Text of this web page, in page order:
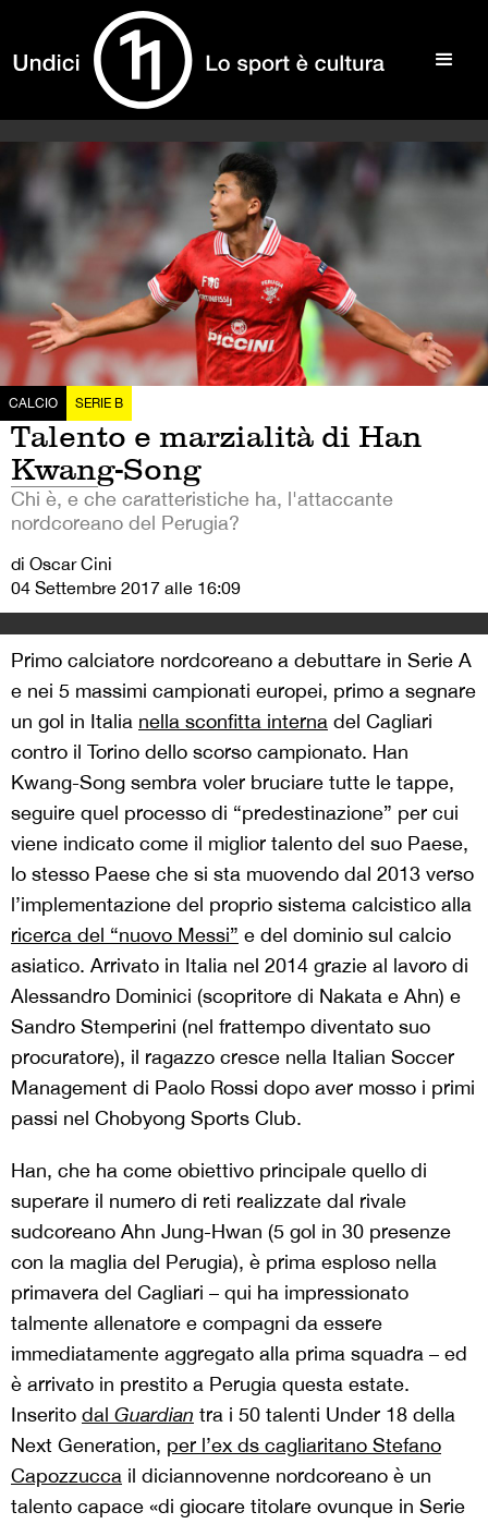
CALCIO SERIE B
Talento e marzialità di Han
Kwang-Song
Chi è, e che caratteristiche ha, l'attaccante
nordcoreano del Perugia?
di Oscar Cini
04 Settembre 2017 alle 16:09
Primo calciatore nordcoreano a debuttare in Serie A
e nei 5 massimi campionati europei, primo a segnare
un gol in Italia nella sconfitta interna del Cagliari
contro il Torino dello scorso campionato. Han
Kwang-Song sembra voler bruciare tutte le tappe,
seguire quel processo di “predestinazione” per cui
viene indicato come il miglior talento del suo Paese,
lo stesso Paese che si sta muovendo dal 2013 verso
l’implementazione del proprio sistema calcistico alla
ricerca del “nuovo Messi” e del dominio sul calcio
asiatico. Arrivato in Italia nel 2014 grazie al lavoro di
Alessandro Dominici (scopritore di Nakata e Ahn) e
Sandro Stemperini (nel frattempo diventato suo
procuratore), il ragazzo cresce nella Italian Soccer
Management di Paolo Rossi dopo aver mosso i primi
passi nel Chobyong Sports Club.
Han, che ha come obiettivo principale quello di
superare il numero di reti realizzate dal rivale
sudcoreano Ahn Jung-Hwan (5 gol in 30 presenze
con la maglia del Perugia), è prima esploso nella
primavera del Cagliari – qui ha impressionato
talmente allenatore e compagni da essere
immediatamente aggregato alla prima squadra – ed
è arrivato in prestito a Perugia questa estate.
Inserito dal Guardian tra i 50 talenti Under 18 della
Next Generation, per l’ex ds cagliaritano Stefano
Capozzucca il diciannovenne nordcoreano è un
talento capace «di giocare titolare ovunque in Serie